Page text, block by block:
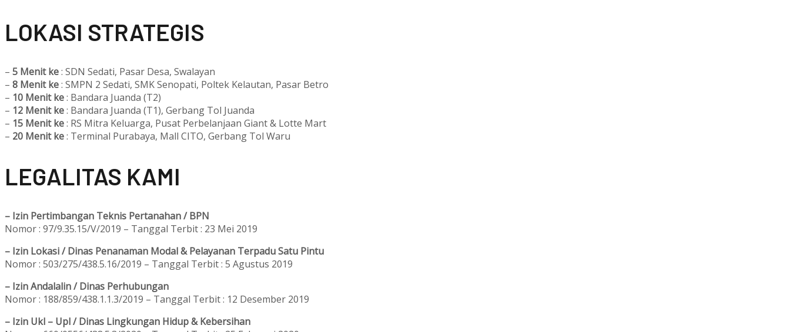
LOKASI STRATEGIS
– 5 Menit ke: SDN Sedati, Pasar Desa, Swalayan
– 8 Menit ke: SMPN 2 Sedati, SMK Senopati, Poltek Kelautan, Pasar Betro
– 10 Menit ke: Bandara Juanda (T2)
– 12 Menit ke: Bandara Juanda (T1), Gerbang Tol Juanda
– 15 Menit ke: RS Mitra Keluarga, Pusat Perbelanjaan Giant & Lotte Mart
– 20 Menit ke: Terminal Purabaya, Mall CITO, Gerbang Tol Waru
LEGALITAS KAMI
– Izin Pertimbangan Teknis Pertanahan / BPN
Nomor : 97/9.35.15/V/2019 – Tanggal Terbit : 23 Mei 2019
– Izin Lokasi / Dinas Penanaman Modal & Pelayanan Terpadu Satu Pintu
Nomor : 503/275/438.5.16/2019 – Tanggal Terbit : 5 Agustus 2019
– Izin Andalalin / Dinas Perhubungan
Nomor : 188/859/438.1.1.3/2019 – Tanggal Terbit : 12 Desember 2019
– Izin Ukl – Upl / Dinas Lingkungan Hidup & Kebersihan